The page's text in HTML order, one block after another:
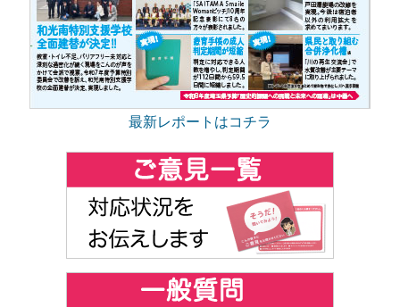
最新レポートはコチラ